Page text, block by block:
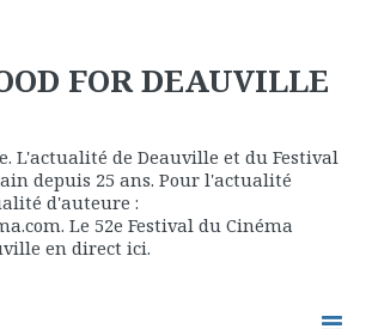
FOR DEAUVILLE
L'actualité de Deauville et du Festival
depuis 25 ans. Pour l'actualité
d'auteure :
Le 52e Festival du Cinéma
en direct ici.